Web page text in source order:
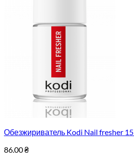
Обезжириватель Kodi Nail fresher
86.00₴